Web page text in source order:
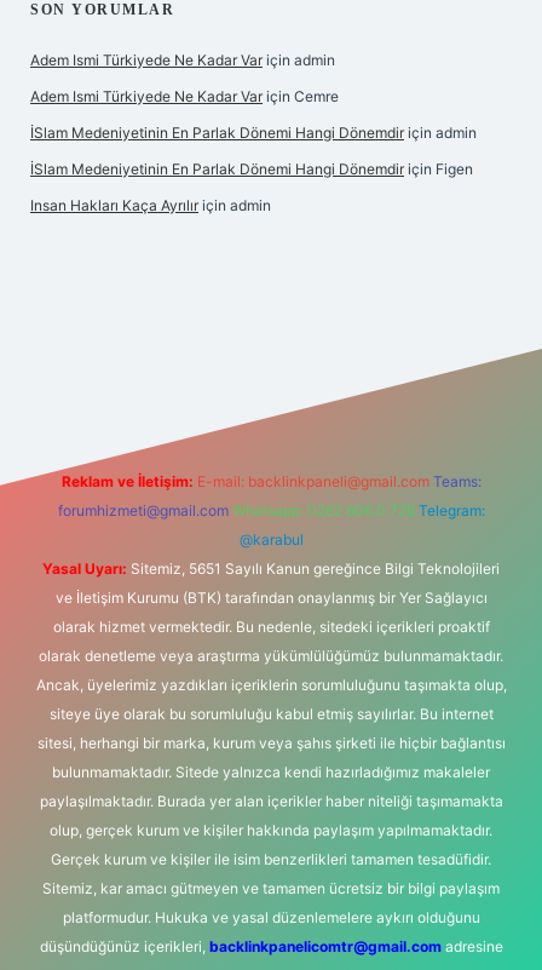
SON YORUMLAR
Adem Ismi Türkiyede Ne Kadar Var için admin
Adem Ismi Türkiyede Ne Kadar Var için Cemre
İSlam Medeniyetinin En Parlak Dönemi Hangi Dönemdir için admin
İSlam Medeniyetinin En Parlak Dönemi Hangi Dönemdir için Figen
Insan Hakları Kaça Ayrılır için admin
Reklam ve İletişim: E-mail: backlinkpaneli@gmail.com Teams:
forumhizmeti@gmail.com Whatsapp: 0262 606 0 726 Telegram:
@karabul
Yasal Uyarı: Sitemiz, 5651 Sayılı Kanun gereğince Bilgi Teknolojileri
ve İletişim Kurumu (BTK) tarafından onaylanmış bir Yer Sağlayıcı
olarak hizmet vermektedir. Bu nedenle, sitedeki içerikleri proaktif
olarak denetleme veya araştırma yükümlülüğümüz bulunmamaktadır.
Ancak, üyelerimiz yazdıkları içeriklerin sorumluluğunu taşımakta olup,
siteye üye olarak bu sorumluluğu kabul etmiş sayılırlar. Bu internet
sitesi, herhangi bir marka, kurum veya şahıs şirketi ile hiçbir bağlantısı
bulunmamaktadır. Sitede yalnızca kendi hazırladığımız makaleler
paylaşılmaktadır. Burada yer alan içerikler haber niteliği taşımamakta
olup, gerçek kurum ve kişiler hakkında paylaşım yapılmamaktadır.
Gerçek kurum ve kişiler ile isim benzerlikleri tamamen tesadüfidir.
Sitemiz, kar amacı gütmeyen ve tamamen ücretsiz bir bilgi paylaşım
platformudur. Hukuka ve yasal düzenlemelere aykırı olduğunu
düşündüğünüz içerikleri, backlinkpanelicomtr@gmail.comadresine